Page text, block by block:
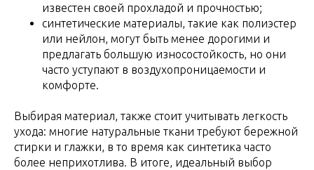
известен своей прохладой и прочностью;
синтетические материалы, такие как полиэстер
или нейлон, могут быть менее дорогими и
предлагать большую износостойкость, но они
часто уступают в воздухопроницаемости и
комфорте.
Выбирая материал, также стоит учитывать легкость
ухода: многие натуральные ткани требуют бережной
стирки и глажки, в то время как синтетика часто
более неприхотлива. В итоге, идеальный выбор